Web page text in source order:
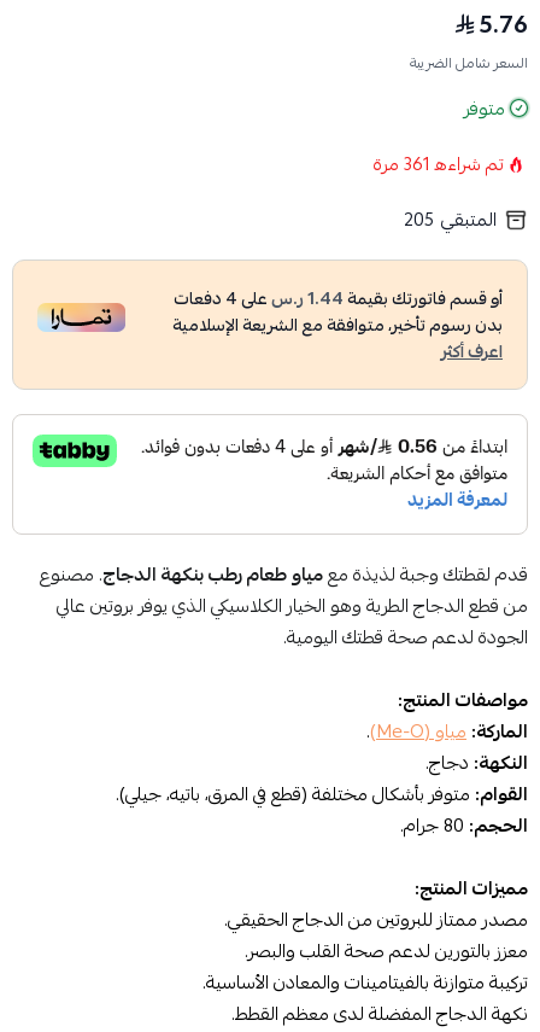
5.76
السعر شامل الضريبة
متوفر
تم شراءه361مرة
المتبقي 205
أو قسم فاتورتك بقيمة1.44 ر.س على4دفعات
بدون رسوم تأخير، متوافقة مع الشريعة الإسلامية
اعرف أكثر
قدم لقطتك وجبة لذيذة معمياو طعام رطب بنكهة الدجاج. مصنوع
من قطع الدجاج الطرية وهو الخيار الكلاسيكي الذي يوفر بروتين عالي
الجودة لدعم صحة قطتك اليومية.
مواصفات المنتج:
الماركة:مياو (Me-O)
.
النكهة: دجاج.
القوام: متوفر بأشكال مختلفة (قطع في المرق، باتيه، جيلي).
الحجم:
مميزات المنتج:
مصدر ممتاز للبروتين من الدجاج الحقيقي.
معزز بالتورين لدعم صحة القلب والبصر.
تركيبة متوازنة بالفيتامينات والمعادن الأساسية.
نكهة الدجاج المفضلة لدى معظم القطط.